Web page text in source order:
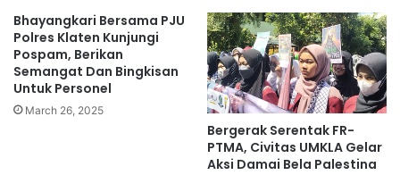
Bhayangkari Bersama PJU
Polres Klaten Kunjungi
Pospam, Berikan
Semangat Dan Bingkisan
Untuk Personel
March 26, 2025
Bergerak Serentak FR-
PTMA, Civitas UMKLA Gelar
Aksi Damai Bela Palestina